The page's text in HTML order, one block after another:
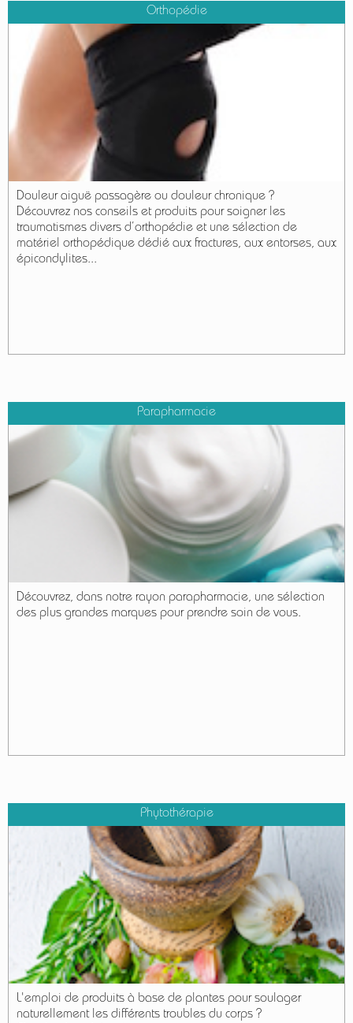
Orthopédie
Douleur aiguë passagère ou douleur chronique ?
Découvrez nos conseils et produits pour soigner les
traumatismes divers d’orthopédie et une sélection de
matériel orthopédique dédié aux fractures, aux entorses, aux
épicondylites...
Parapharmacie
Découvrez, dans notre rayon parapharmacie, une sélection
des plus grandes marques pour prendre soin de vous.
Phytothérapie
L'emploi de produits à base de plantes pour soulager
naturellement les différents troubles du corps ?